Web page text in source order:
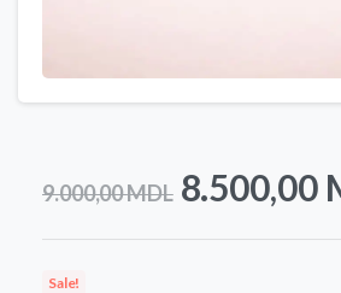
9.000,00MDL Prețul
inițial
8.500,00
Sale!